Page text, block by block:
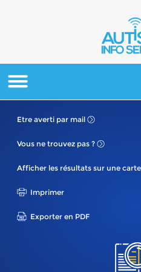
Etre averti par mail
Vous ne trouvez pas ?
Afficher les résultats sur une carte
Imprimer
Exporter en PDF